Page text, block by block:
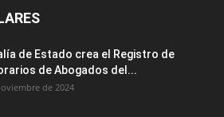
de Estado crea el Registro de
de Abogados del...
de 2024